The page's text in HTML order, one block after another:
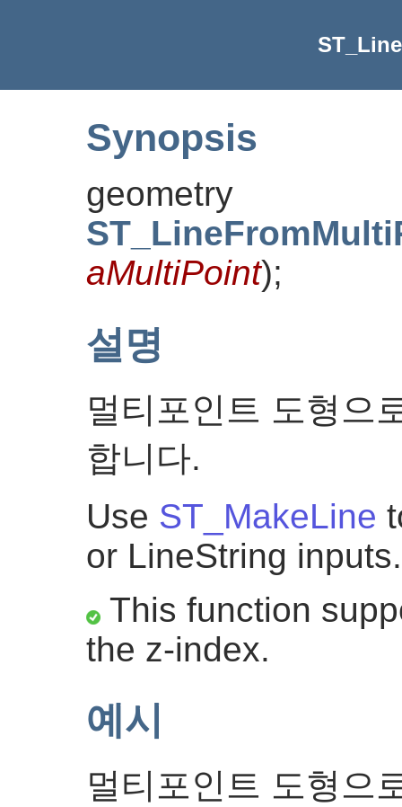
Synopsis
geometry
aMultiPoint);
설명
멀티포인트 도형으
합니다.
Use ST_MakeLine
or LineString inputs.
This function
the z-index.
예시
멀티포인트 도형으